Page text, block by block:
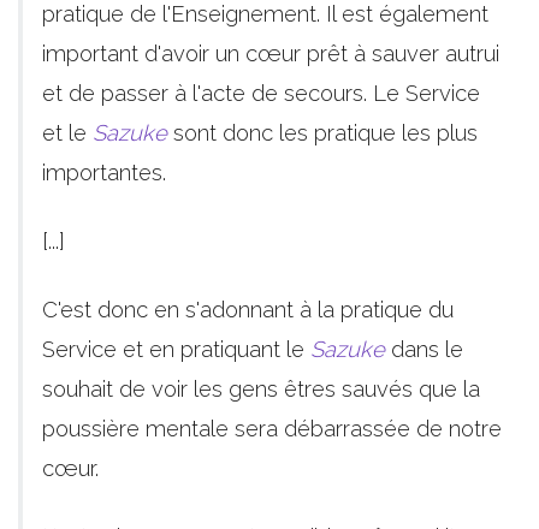
pratique de l'Enseignement. Il est également
important d'avoir un cœur prêt à sauver autrui
et de passer à l'acte de secours. Le Service
et le Sazukesont donc les pratique les plus
importantes.
[...]
C'est donc en s'adonnant à la pratique du
Service et en pratiquant le Sazukedans le
souhait de voir les gens êtres sauvés que la
poussière mentale sera débarrassée de notre
cœur.